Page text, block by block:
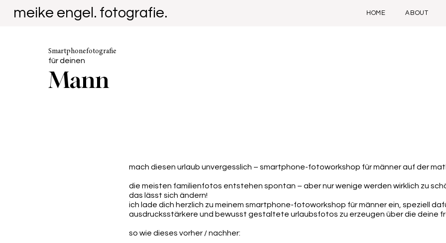
meike engel. fotografie. HOME ABOUT
Smartphonefotografie
für deinen
Mann
mach diesen urlaub unvergesslich – smartphone-fotoworkshop für männer auf der
die meisten familienfotos entstehen spontan – aber nur wenige werden wirklich zu
das lässt sich ändern!
ich lade dich herzlich zu meinem smartphone-fotoworkshop für männer ein, speziell
ausdrucksstärkere und bewusst gestaltete urlaubsfotos zu erzeugen über die deine
so wie dieses vorher / nachher: